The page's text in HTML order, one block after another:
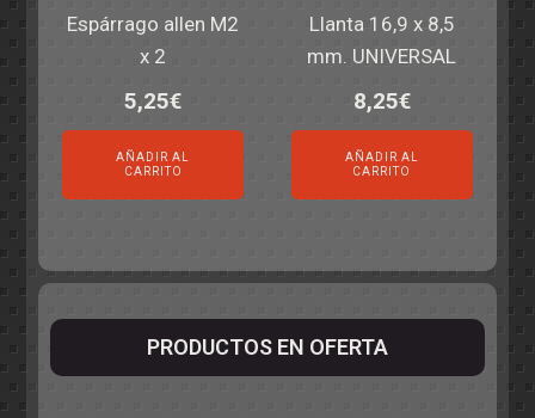
Espárrago allen M2
x 2
5,25€
AÑADIR AL
CARRITO
Llanta 16,9 x 8,5
mm. UNIVERSAL
8,25€
AÑADIR AL
CARRITO
PRODUCTOS EN OFERTA